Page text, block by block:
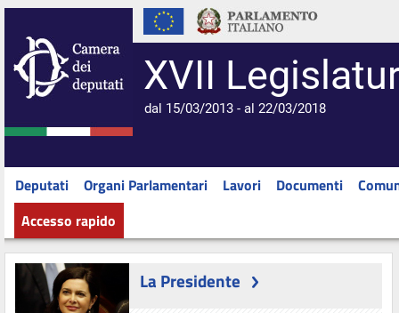
XVII
dal 15/03/2013 - al 22/03/2018
Deputati Organi Parlamentari Lavori Documenti
Accesso rapido
La Presidente